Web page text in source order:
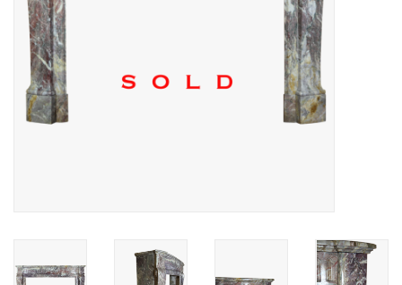
Vloeren - Steen, Terra Cotta
& Marmer
Outlet